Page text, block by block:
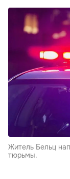
Житель Бельц
тюрьмы.